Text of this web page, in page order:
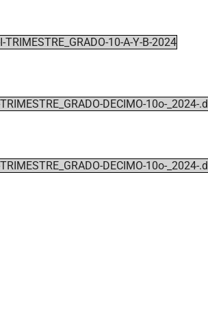
TRIMESTRE_GRADO-10-A-Y-B-2024
DECIMO-10o-_2024-
DECIMO-10o-_2024-